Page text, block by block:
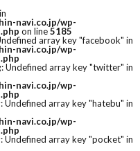
navi.co.jp/wp-
on line5185
array key "facebook" in
navi.co.jp/wp-
: Undefined array key "twitter" in
navi.co.jp/wp-
: Undefined array key "hatebu" in
navi.co.jp/wp-
: Undefined array key "pocket" in